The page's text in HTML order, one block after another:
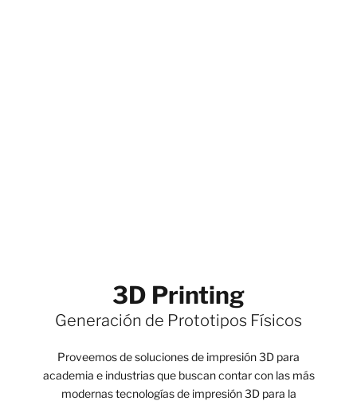
3D Printing
Generación de Prototipos Físicos
Proveemos de soluciones de impresión 3D para
academia e industrias que buscan contar con las más
modernas tecnologías de impresión 3D para la